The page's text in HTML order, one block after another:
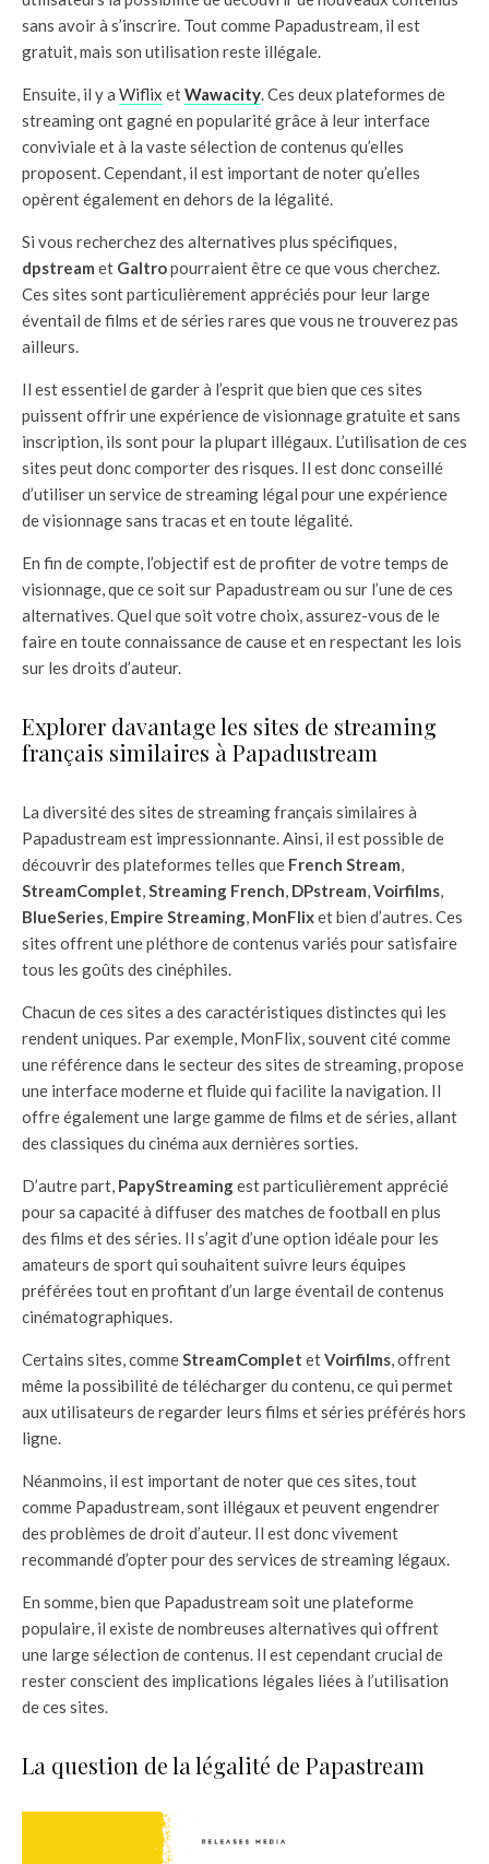
sans avoir à s’inscrire. Tout comme Papadustream, il est
gratuit, mais son utilisation reste illégale.
Ensuite, il y a Wiflix etWawacity. Ces deux plateformes de
streaming ont gagné en popularité grâce à leur interface
conviviale et à la vaste sélection de contenus qu’elles
proposent. Cependant, il est important de noter qu’elles
opèrent également en dehors de la légalité.
Si vous recherchez des alternatives plus spécifiques,
dpstream et Galtropourraient être ce que vous cherchez.
Ces sites sont particulièrement appréciés pour leur large
éventail de films et de séries rares que vous ne trouverez pas
ailleurs.
Il est essentiel de garder à l’esprit que bien que ces sites
puissent offrir une expérience de visionnage gratuite et sans
inscription, ils sont pour la plupart illégaux. L’utilisation de ces
sites peut donc comporter des risques. Il est donc conseillé
d’utiliser un service de streaming légal pour une expérience
de visionnage sans tracas et en toute légalité.
En fin de compte, l’objectif est de profiter de votre temps de
visionnage, que ce soit sur Papadustream ou sur l’une de ces
alternatives. Quel que soit votre choix, assurez-vous de le
faire en toute connaissance de cause et en respectant les lois
sur les droits d’auteur.
Explorer davantage les sites de streaming
français similaires à Papadustream
La diversité des sites de streaming français similaires à
Papadustream est impressionnante. Ainsi, il est possible de
découvrir des plateformes telles que French Stream,
StreamComplet,Streaming French, DPstream,Voirfilms,
BlueSeries, Empire Streaming, MonFlixet bien d’autres. Ces
sites offrent une pléthore de contenus variés pour satisfaire
tous les goûts des cinéphiles.
Chacun de ces sites a des caractéristiques distinctes qui les
rendent uniques. Par exemple, MonFlix, souvent cité comme
une référence dans le secteur des sites de streaming, propose
une interface moderne et fluide qui facilite la navigation. Il
offre également une large gamme de films et de séries, allant
des classiques du cinéma aux dernières sorties.
D’autre part, PapyStreamingest particulièrement apprécié
pour sa capacité à diffuser des matches de football en plus
des films et des séries. Il s’agit d’une option idéale pour les
amateurs de sport qui souhaitent suivre leurs équipes
préférées tout en profitant d’un large éventail de contenus
cinématographiques.
Certains sites, commeStreamComplet etVoirfilms, offrent
même la possibilité de télécharger du contenu, ce qui permet
aux utilisateurs de regarder leurs films et séries préférés hors
ligne.
Néanmoins, il est important de noter que ces sites, tout
comme Papadustream, sont illégaux et peuvent engendrer
des problèmes de droit d’auteur. Il est donc vivement
recommandé d’opter pour des services de streaming légaux.
En somme, bien que Papadustream soit une plateforme
populaire, il existe de nombreuses alternatives qui offrent
une large sélection de contenus. Il est cependant crucial de
rester conscient des implications légales liées à l’utilisation
de ces sites.
La question de la légalité de Papastream